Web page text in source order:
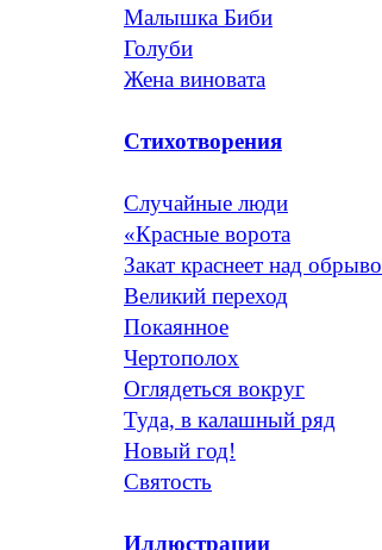
Малышка Биби
Голуби
Жена виновата
Стихотворения
Случайные люди
«Красные ворота
Закат краснеет над
Великий переход
Покаянное
Чертополох
Оглядеться вокруг
Туда, в калашный ряд
Новый год!
Святость
Иллюстрации